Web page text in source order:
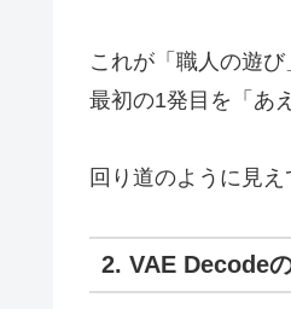
これが「職人の遊び
最初の1発目を「あ
回り道のように見
2. VAE Decode